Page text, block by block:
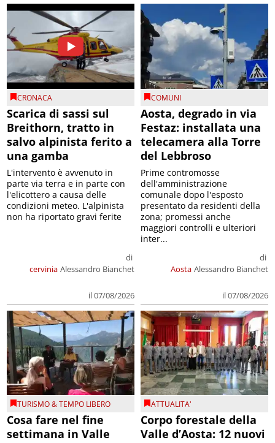
CRONACA
Scarica di sassi sul
Breithorn, tratto in
salvo alpinista ferito a
una gamba
cervinia
di
Alessandro Bianchet
il 07/08/2026
L'intervento è avvenuto in
parte via terra e in parte con
l'elicottero a causa delle
condizioni meteo. L'alpinista
non ha riportato gravi ferite
COMUNI
Aosta, degrado in via
Festaz: installata una
telecamera alla Torre
del Lebbroso
Aosta
di
Alessandro Bianchet
il 07/08/2026
Prime contromosse
dell'amministrazione
comunale dopo l'esposto
presentato da residenti della
zona; promessi anche
maggiori controlli e ulteriori
inter...
TURISMO & TEMPO LIBERO
Cosa fare nel fine
settimana in Valle
ATTUALITA'
Corpo forestale della
Valle d’Aosta: 12 nuovi